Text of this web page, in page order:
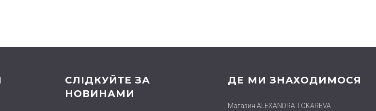
СЛІДКУЙТЕ ЗА
НОВИНАМИ
ДЕ МИ ЗНАХОДИМОСЯ
Магазин ALEXANDRA TOKAREVA